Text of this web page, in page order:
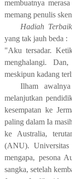
membuatnya
memang penulis
Hadiah Terbaik
yang tak jauh beda :
"Aku tersadar.
menghalangi.
meskipun kadang
Ilham
melanjutkan
kesempatan ke
paling dalam Ia
ke Australia,
(ANU). Universitas
mengapa, pesona
sangka, setelah